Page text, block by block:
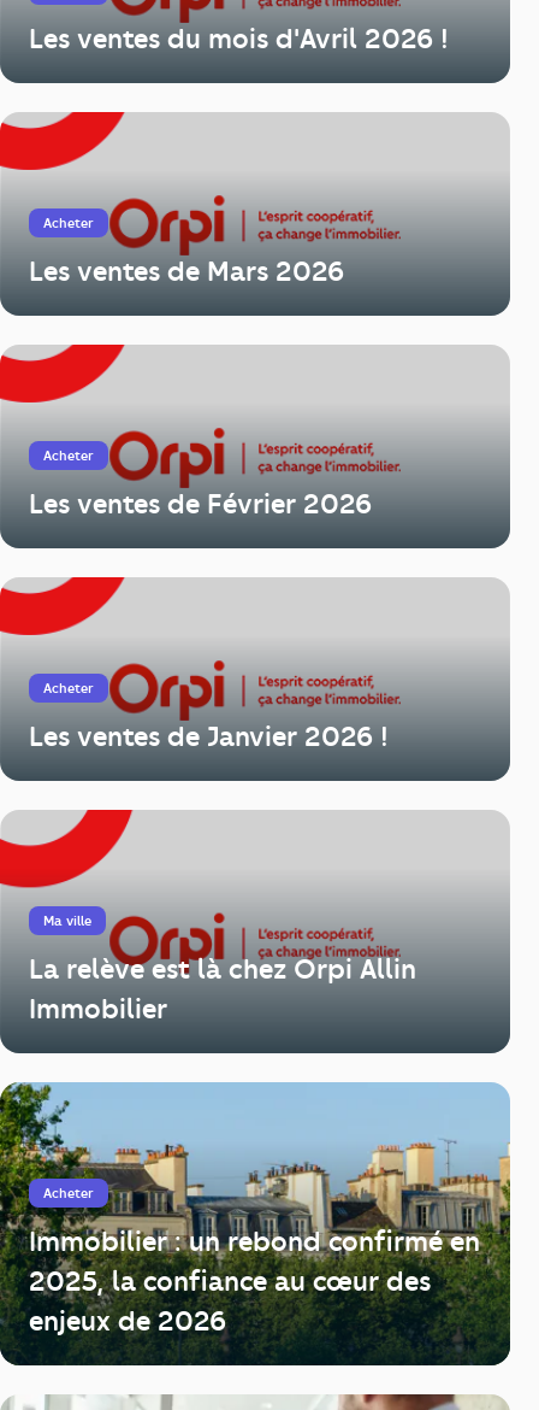
Les ventes du mois d'Avril 2026 !
Acheter
Les ventes de Mars 2026
Acheter
Les ventes de Février 2026
Acheter
Les ventes de Janvier 2026 !
Ma ville
La relève est là chez Orpi Allin
Immobilier
Acheter
Immobilier : un rebond confirmé en
2025, la confiance au cœur des
enjeux de 2026